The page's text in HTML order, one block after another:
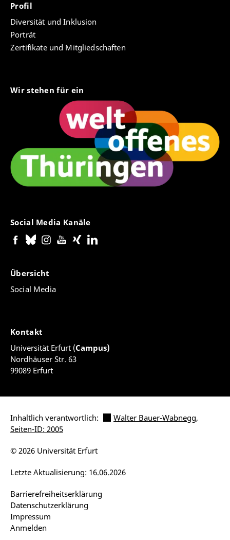
Profil
Diversität und Inklusion
Porträt
Zertifikate und Mitgliedschaften
Wir stehen für ein
Social Media Kanäle
Übersicht
Social Media
Kontakt
Universität Erfurt (Campus)
Nordhäuser Str. 63
99089 Erfurt
Inhaltlich verantwortlich: Walter Bauer-Wabnegg,
Seiten-ID: 2005
Barrierefreiheitserklärung
Datenschutzerklärung
Impressum
Anmelden
Letzte Aktualisierung: 16.06.2026
© 2026 Universität Erfurt